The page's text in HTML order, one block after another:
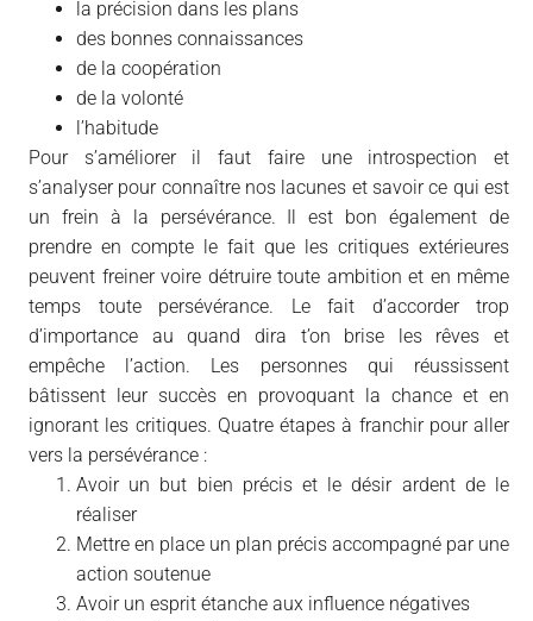
la précision dans les plans
des bonnes connaissances
de la coopération
de la volonté
l’habitude
Pour s’améliorer il faut faire une introspection et
s’analyser pour connaître nos lacunes et savoir ce qui est
un frein à la persévérance. Il est bon également de
prendre en compte le fait que les critiques extérieures
peuvent freiner voire détruire toute ambition et en même
temps toute persévérance. Le fait d’accorder trop
d’importance au quand dira t’on brise les rêves et
empêche l’action. Les personnes qui réussissent
bâtissent leur succès en provoquant la chance et en
ignorant les critiques. Quatre étapes à franchir pour aller
vers la persévérance :
Avoir un but bien précis et le désir ardent de le
réaliser
Mettre en place un plan précis accompagné par une
action soutenue
Avoir un esprit étanche aux influence négatives